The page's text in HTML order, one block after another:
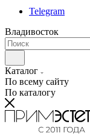
Telegram
Владивосток
Каталог
По всему сайту
По каталогу